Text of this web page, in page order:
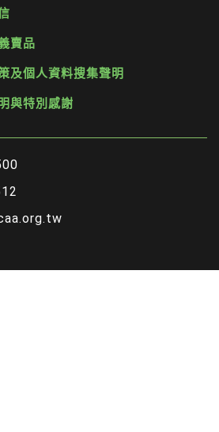
賣品
及個人資料搜集聲明
與特別感謝